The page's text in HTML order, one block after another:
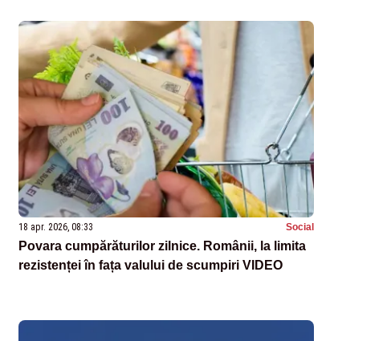
18 apr. 2026, 08:33 Social
Povara cumpărăturilor zilnice. Românii, la limita
rezistenței în fața valului de scumpiri VIDEO